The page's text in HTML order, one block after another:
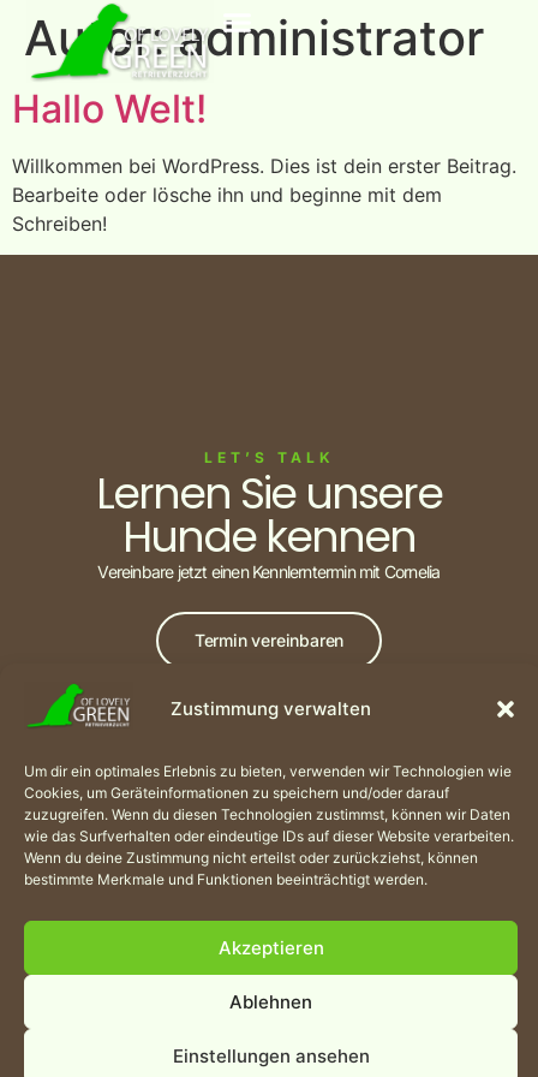
Zustimmung verwalten
Um dir ein optimales Erlebnis zu bieten, verwenden wir Technologien wie
Cookies, um Geräteinformationen zu speichern und/oder darauf
zuzugreifen. Wenn du diesen Technologien zustimmst, können wir Daten
wie das Surfverhalten oder eindeutige IDs auf dieser Website verarbeiten.
Wenn du deine Zustimmung nicht erteilst oder zurückziehst, können
bestimmte Merkmale und Funktionen beeinträchtigt werden.
Akzeptieren
Ablehnen
Einstellungen ansehen
Autor:administrator
Hallo Welt!
Willkommen bei WordPress. Dies ist dein erster Beitrag.
Bearbeite oder lösche ihn und beginne mit dem
Schreiben!
LET’S TALK
Lernen Sie unsere
Hunde kennen
Vereinbare jetzt einen Kennlerntermin mit Cornelia
Termin vereinbaren
Kontakt
of_lovely_Green@t-
Hohe Straße 31
Mönchengladbach
Rechtliches
Impressum
Mitglied